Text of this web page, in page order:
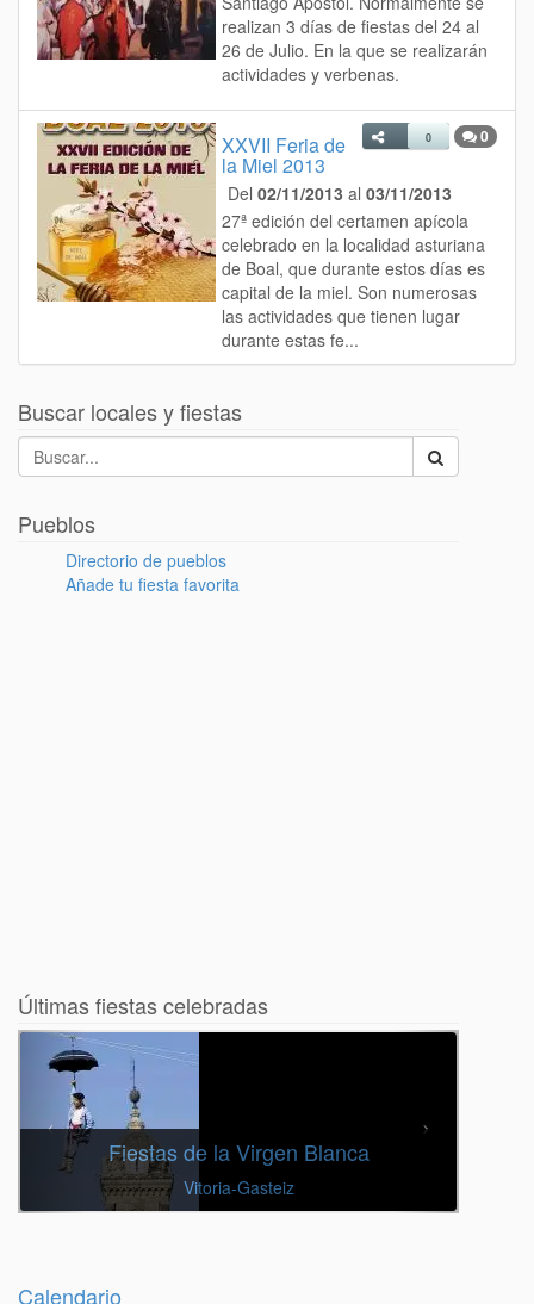
realizan 3 días de fiestas del 24 al
26 de Julio. En la que se realizarán
actividades y verbenas.
0
0
XXVII Feria de
la Miel 2013
Del 02/11/2013 al 03/11/2013
27ª edición del certamen apícola
celebrado en la localidad asturiana
de Boal, que durante estos días es
capital de la miel. Son numerosas
las actividades que tienen lugar
durante estas fe...
Buscar locales y fiestas
Pueblos
Directorio de pueblos
Añade tu fiesta favorita
Últimas fiestas celebradas
Fiestas de la Virgen Blanca
Vitoria-Gasteiz
Calendario